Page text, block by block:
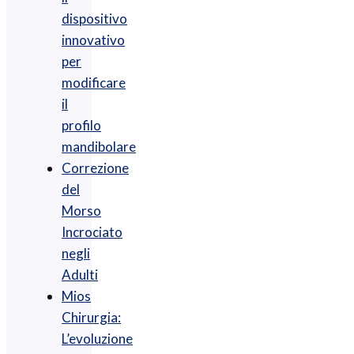
dispositivo
innovativo
per
modificare
il
profilo
mandibolare
Correzione
del
Morso
Incrociato
negli
Adulti
Mios
Chirurgia :
L’evoluzione